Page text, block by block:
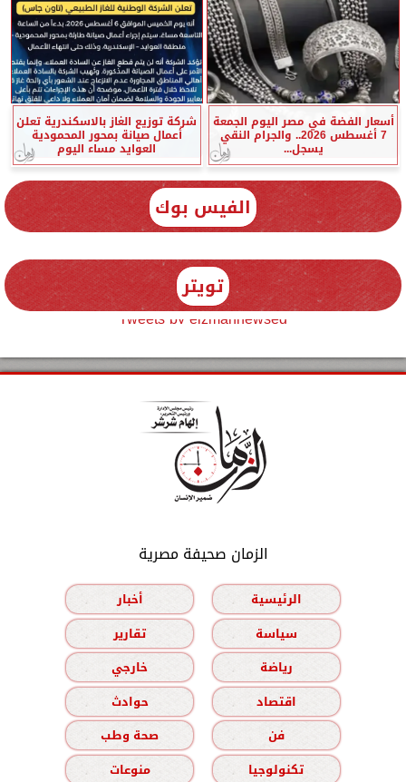
أسعار الفضة في مصر اليوم الجمعة
7 أغسطس 2026.. والجرام النقي
يسجل...
شركة توزيع الغاز بالاسكندرية تعلن
أعمال صيانة بمحور المحمودية
العوايد مساء اليوم
الفيس بوك
تويتر
Tweets by elzmannewseg
الزمان صحيفة مصرية
الرئيسية
أخبار
سياسة
تقارير
رياضة
خارجي
اقتصاد
حوادث
فن
صحة وطب
تكنولوجيا
منوعات